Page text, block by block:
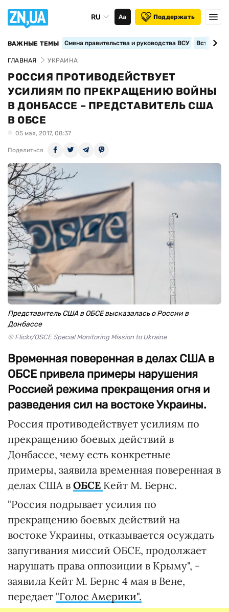
RU Аа Поддержать
ВАЖНЫЕ ТЕМЫ Смена правительства и руководства ВСУ
ГЛАВНАЯ УКРАИНА
РОССИЯ ПРОТИВОДЕЙСТВУЕТ
УСИЛИЯМ ПО ПРЕКРАЩЕНИЮ ВОЙНЫ
В ДОНБАССЕ – ПРЕДСТАВИТЕЛЬ США
В ОБСЕ
05 мая, 2017, 08:37
Поделиться
Представитель США в ОБСЕ высказалась о России в
Донбассе
© Flickr/OSCE Special Monitoring Mission to Ukraine
Временная поверенная в делах США в
ОБСЕ привела примеры нарушения
Россией режима прекращения огня и
разведения сил на востоке Украины.
Россия противодействует усилиям по
прекращению боевых действий в
Донбассе, чему есть конкретные
примеры, заявила временная поверенная в
делах США в ОБСЕ Кейт М. Бернс.
"Россия подрывает усилия по
прекращению боевых действий на
востоке Украины, отказывается осуждать
запугивания миссий ОБСЕ, продолжает
нарушать права оппозиции в Крыму", -
заявила Кейт М. Бернс 4 мая в Вене,
передает "Голос Америки".